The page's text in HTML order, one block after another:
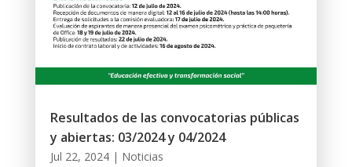
Resultados de las convocatorias públicas
y abiertas: 03/2024 y 04/2024
Jul 22, 2024| Noticias